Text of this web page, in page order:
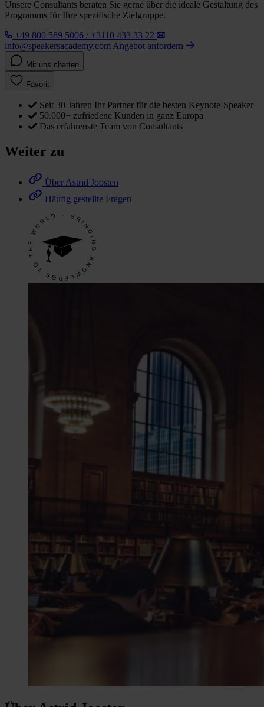
Unsere Consultants beraten Sie gerne über die ideale Gestaltung des
Programms für Ihre spezifische Zielgruppe.
+49 800 589 5006 / +3110 433 33 22
info@speakersacademy.com Angebot anfordern
Mit uns chatten
Favorit
Seit 30 Jahren Ihr Partner für die besten Keynote-Speaker
50.000+ zufriedene Kunden in ganz Europa
Das erfahrenste Team von Consultants
Weiter zu
Über Astrid Joosten
Häufig gestellte Fragen